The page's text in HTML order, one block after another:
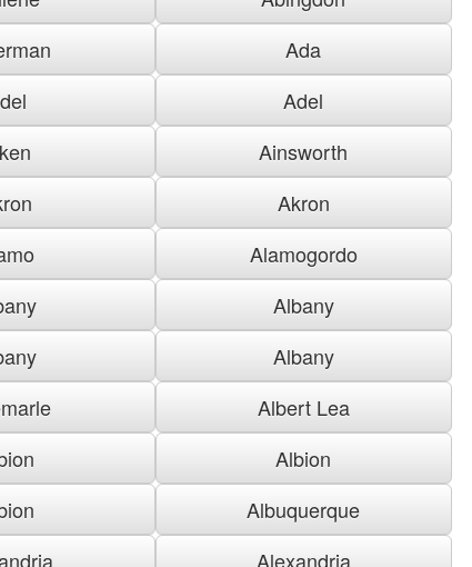
Ada
Adel
Ainsworth
Akron
Alamogordo
Albany
Albany
Albert Lea
Albion
Albuquerque
Alexandria